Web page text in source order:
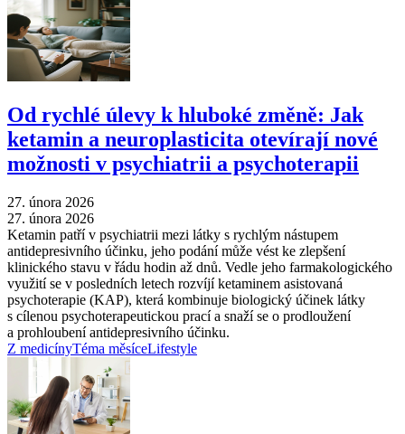
Od rychlé úlevy k hluboké změně: Jak
ketamin a neuroplasticita otevírají nové
možnosti v psychiatrii a psychoterapii
27. února 2026
27. února 2026
Ketamin patří v psychiatrii mezi látky s rychlým nástupem
antidepresivního účinku, jeho podání může vést ke zlepšení
klinického stavu v řádu hodin až dnů. Vedle jeho farmakologického
využití se v posledních letech rozvíjí ketaminem asistovaná
psychoterapie (KAP), která kombinuje biologický účinek látky
s cílenou psychoterapeutickou prací a snaží se o prodloužení
a prohloubení antidepresivního účinku.
Z medicínyTéma měsíceLifestyle